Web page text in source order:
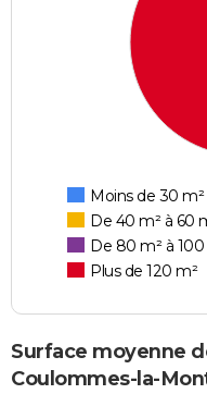
Moins de 30 m²
De 40 m² à 60
De 80 m² à 100
Plus de 120 m²
Surface moyenne
Coulommes-la-